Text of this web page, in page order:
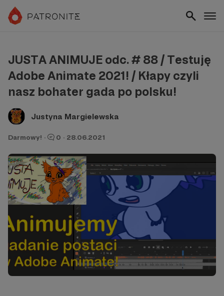
JUSTA ANIMUJE odc. # 88 / Testuję
Adobe Animate 2021! / Kłapy czyli
nasz bohater gada po polsku!
Justyna Margielewska
Darmowy! · 0 · 28.06.2021